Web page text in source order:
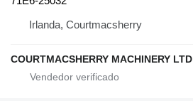
Irlanda, Courtmacsherry
COURTMACSHERRY MACHINERY LTD